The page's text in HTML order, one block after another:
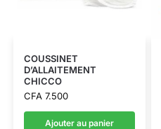
COUSSINET
D’ALLAITEMENT
CHICCO
CFA7.500
Ajouter au panier